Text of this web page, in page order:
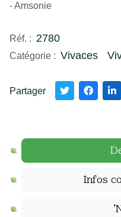
- Amsonie
Réf. : 2780
Catégorie : Vivaces
Partager
Infos